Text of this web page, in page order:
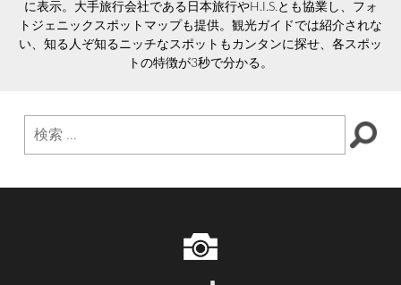
に表示。大手旅行会社である日本旅行やH.I.S.とも協業し、フォ
トジェニックスポットマップも提供。観光ガイドでは紹介されな
い、知る人ぞ知るニッチなスポットもカンタンに探せ、各スポッ
トの特徴が3秒で分かる。